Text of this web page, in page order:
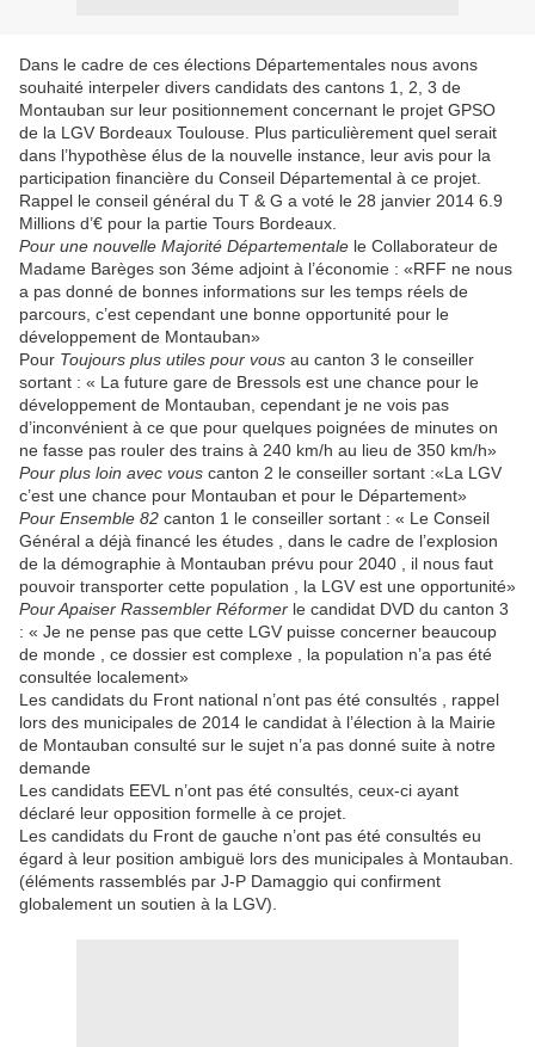
Dans le cadre de ces élections Départementales nous avons
souhaité interpeler divers candidats des cantons 1, 2, 3 de
Montauban sur leur positionnement concernant le projet GPSO
de la LGV Bordeaux Toulouse. Plus particulièrement quel serait
dans l’hypothèse élus de la nouvelle instance, leur avis pour la
participation financière du Conseil Départemental à ce projet.
Rappel le conseil général du T & G a voté le 28 janvier 2014 6.9
Millions d’€ pour la partie Tours Bordeaux.
Pour une nouvelle Majorité Départementale le Collaborateur de
Madame Barèges son 3éme adjoint à l’économie : «RFF ne nous
a pas donné de bonnes informations sur les temps réels de
parcours, c’est cependant une bonne opportunité pour le
développement de Montauban»
Pour Toujours plus utiles pour vous au canton 3 le conseiller
sortant : « La future gare de Bressols est une chance pour le
développement de Montauban, cependant je ne vois pas
d’inconvénient à ce que pour quelques poignées de minutes on
ne fasse pas rouler des trains à 240 km/h au lieu de 350 km/h»
Pour plus loin avec vous canton 2 le conseiller sortant :«La LGV
c’est une chance pour Montauban et pour le Département»
Pour Ensemble 82 canton 1 le conseiller sortant : « Le Conseil
Général a déjà financé les études , dans le cadre de l’explosion
de la démographie à Montauban prévu pour 2040 , il nous faut
pouvoir transporter cette population , la LGV est une opportunité»
Pour Apaiser Rassembler Réformer le candidat DVD du canton 3
: « Je ne pense pas que cette LGV puisse concerner beaucoup
de monde , ce dossier est complexe , la population n’a pas été
consultée localement»
Les candidats du Front national n’ont pas été consultés , rappel
lors des municipales de 2014 le candidat à l’élection à la Mairie
de Montauban consulté sur le sujet n’a pas donné suite à notre
demande
Les candidats EEVL n’ont pas été consultés, ceux-ci ayant
déclaré leur opposition formelle à ce projet.
Les candidats du Front de gauche n’ont pas été consultés eu
égard à leur position ambiguë lors des municipales à Montauban.
(éléments rassemblés par J-P Damaggio qui confirment
globalement un soutien à la LGV).